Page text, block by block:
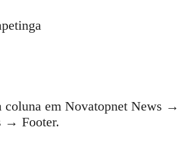
coluna em Novatopnet News →
→ Footer.